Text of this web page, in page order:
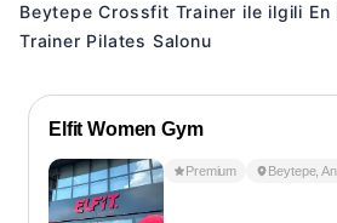
Beytepe Crossfit Trainer ile ilgili En
Trainer Pilates Salonu
Elfit Women Gym
Premium Beytepe,